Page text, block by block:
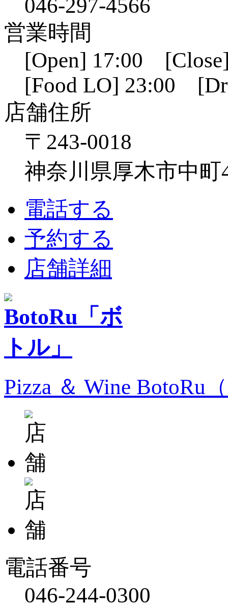
046-297-4566
営業時間
[Open] 17:00
[Food LO] 23:00
店舗住所
〒243-0018
神奈川県厚木市中町
電話する
予約する
店舗詳細
Pizza ＆ Wine BotoRu
電話番号
046-244-0300